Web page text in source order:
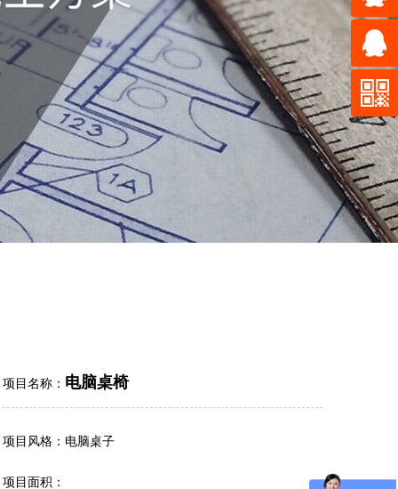
项目名称： 电脑桌椅
项目风格：电脑桌子
项目面积：